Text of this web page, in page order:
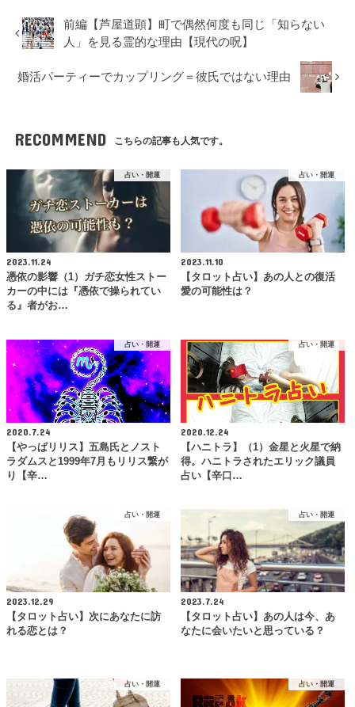
前編【芦屋道顕】町で偶然何度も同じ「知らない
人」を見る霊的な理由【現代の呪】
婚活パーティーでカップリング＝彼氏ではない理由
RECOMMEND こちらの記事も人気です。
占い・開運
2023.11.24
憑依の影響（1）ガチ恋女性ストー
カーの中には『憑依で操られてい
る』者がお…
占い・開運
2023.11.10
【タロット占い】あの人との復活
愛の可能性は？
占い・開運
2020.7.24
【やっぱリリス】五島氏とノスト
ラダムスと1999年7月もリリス繋が
り【辛…
占い・開運
2020.12.24
【ハニトラ】（1）金星と火星で納
得。ハニトラされたエリック議員
占い【辛口…
占い・開運
2023.12.29
【タロット占い】次にあなたに訪
れる恋とは？
占い・開運
2023.7.24
【タロット占い】あの人は今、あ
なたに会いたいと思っている？
占い・開運 占い・開運